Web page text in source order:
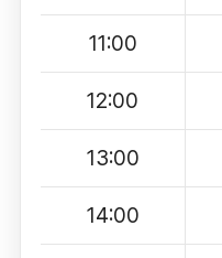
11:00
12:00
13:00
14:00